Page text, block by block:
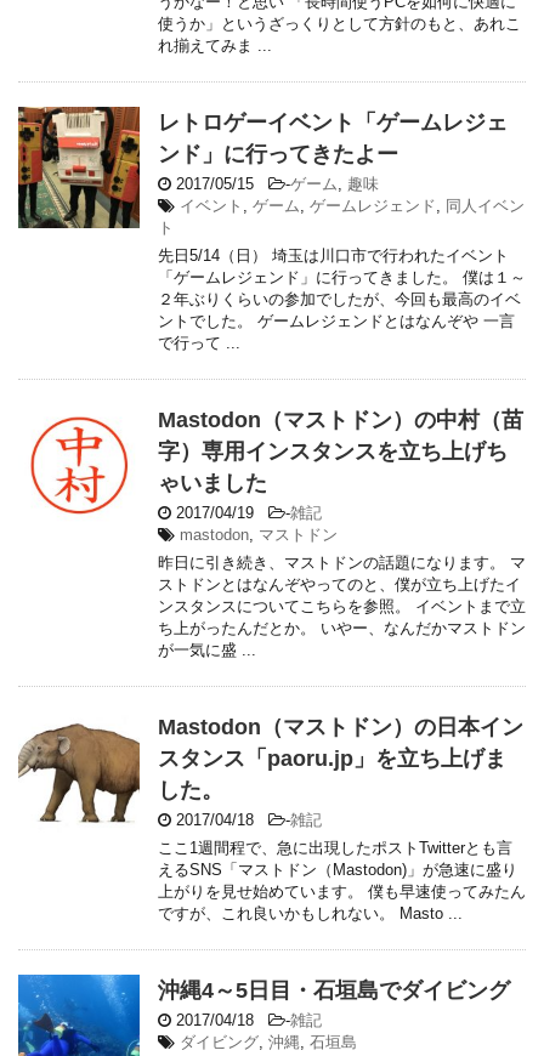
使うか」というざっくりとして方針のもと、あれこ
れ揃えてみま ...
レトロゲーイベント「ゲームレジェ
ンド」に行ってきたよー
2017/05/15 -ゲーム
趣味
イベント
ゲーム ゲームレジェンド
同人イベン
ト
先日5/14（日） 埼玉は川口市で行われたイベント
「ゲームレジェンド」に行ってきました。 僕は１～
２年ぶりくらいの参加でしたが、今回も最高のイベ
ントでした。 ゲームレジェンドとはなんぞや 一言
で行って ...
Mastodon（マストドン）の中村（苗
字）専用インスタンスを立ち上げち
ゃいました
2017/04/19 -雑記
mastodon マストドン
昨日に引き続き、マストドンの話題になります。 マ
ストドンとはなんぞやってのと、僕が立ち上げたイ
ンスタンスについてこちらを参照。 イベントまで立
ち上がったんだとか。 いやー、なんだかマストドン
が一気に盛 ...
Mastodon（マストドン）の日本イン
スタンス「paoru.jp」を立ち上げま
した。
2017/04/18 -雑記
ここ1週間程で、急に出現したポストTwitterとも言
えるSNS「マストドン（Mastodon)」が急速に盛り
上がりを見せ始めています。 僕も早速使ってみたん
ですが、これ良いかもしれない。 Masto ...
沖縄4～5日目・石垣島でダイビング
2017/04/18 -雑記
ダイビング 沖縄 石垣島